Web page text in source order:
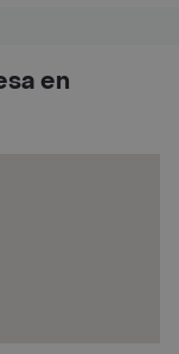
en